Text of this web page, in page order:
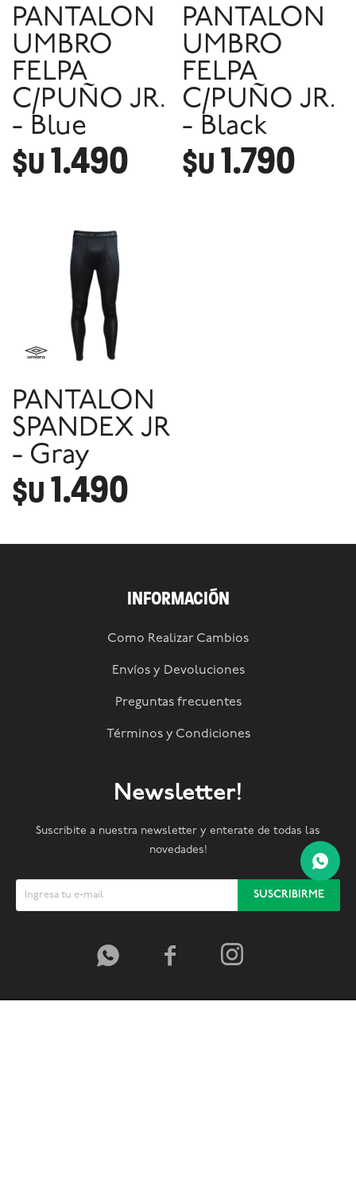
PANTALON
UMBRO
FELPA
C/PUÑO JR.
- Blue
$U1.490
PANTALON
UMBRO
FELPA
C/PUÑO JR.
- Black
$U1.790
PANTALON
SPANDEX JR
- Gray
$U1.490
INFORMACIÓN
Como Realizar Cambios
Envíos y Devoluciones
Preguntas frecuentes
Términos y Condiciones
Newsletter!
Suscribite a nuestra newsletter y enterate de todas las
novedades!
SUSCRIBIRME
  